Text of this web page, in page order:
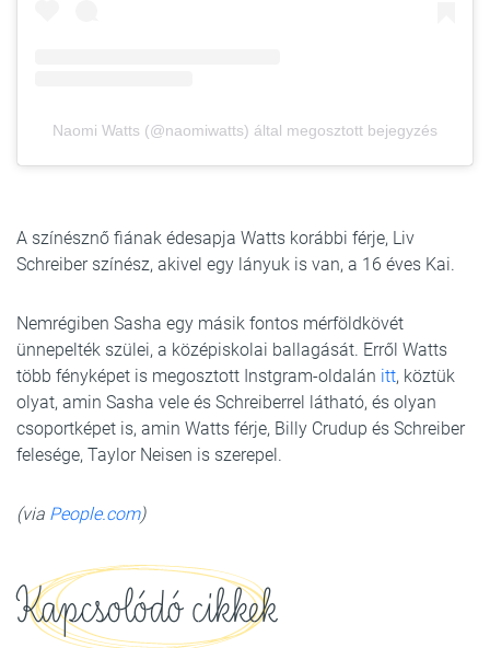
Naomi Watts (@naomiwatts) által megosztott bejegyzés
A színésznő fiának édesapja Watts korábbi férje, Liv
Schreiber színész, akivel egy lányuk is van, a 16 éves Kai.
Nemrégiben Sasha egy másik fontos mérföldkövét
ünnepelték szülei, a középiskolai ballagását. Erről Watts
több fényképet is megosztott Instgram-oldalán itt, köztük
olyat, amin Sasha vele és Schreiberrel látható, és olyan
csoportképet is, amin Watts férje, Billy Crudup és Schreiber
felesége, Taylor Neisen is szerepel.
(via People.com)
Kapcsolódó cikkek